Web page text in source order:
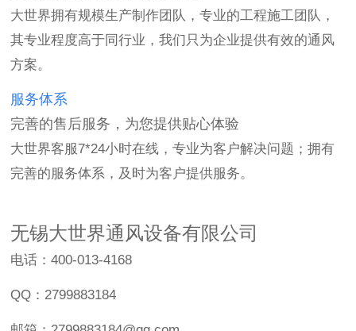
大世界拥有规模生产制作团队，专业的工程施工团队，
其专业程度高于同行业，我们只为企业提供有效的通风
方案。
服务体系
完善的售后服务，为您提供贴心体验
大世界客服7*24小时在线，专业为客户解决问题；拥有
完善的服务体系，及时为客户提供服务。
无锡大世界通风设备有限公司
电话：400-013-4168
QQ：2799883184